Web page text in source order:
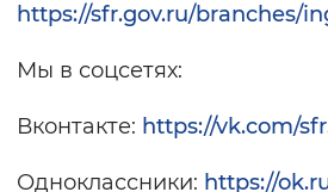
https://sfr.gov.ru/branches/
Мы в соцсетях:
Вконтакте: https://vk.com/
Одноклассники: https://